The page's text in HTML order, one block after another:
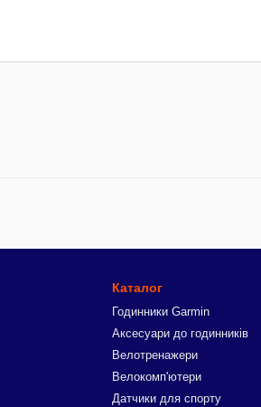
Каталог
Годинники Garmin
Аксесуари до годинників
Велотренажери
Велокомп'ютери
Датчики для спорту